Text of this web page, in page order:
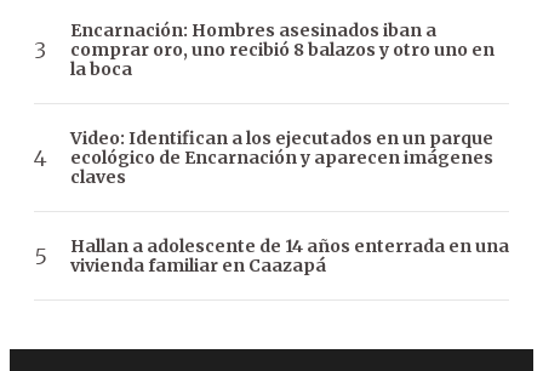
Encarnación: Hombres asesinados iban a
comprar oro, uno recibió 8 balazos y otro uno en
la boca
Video: Identifican a los ejecutados en un parque
ecológico de Encarnación y aparecen imágenes
claves
Hallan a adolescente de 14 años enterrada en una
vivienda familiar en Caazapá